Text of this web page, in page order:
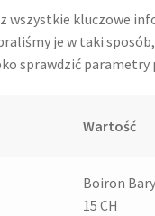
wszystkie kluczowe
je w taki
sprawdzić parametry
Wartość
Boiron
15 CH